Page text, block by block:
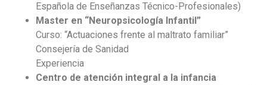
Española de Enseñanzas Técnico-Profesionales)
Master en “Neuropsicología Infantil”
Curso: “Actuaciones frente al maltrato familiar”
Consejería de Sanidad
Experiencia
Centro de atención integral a la infancia